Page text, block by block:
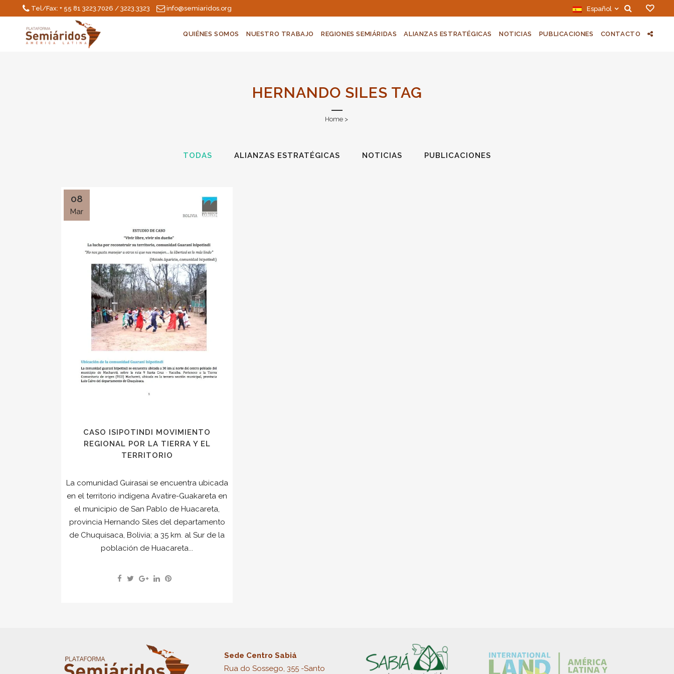
Tel/Fax: + 55 81 3223.7026 / 3223.3323 info@semiaridos.org Español
QUIÉNES SOMOS NUESTRO TRABAJO REGIONES SEMIÁRIDAS ALIANZAS ESTRATÉGICAS NOTICIAS PUBLICACIONES CONTACTO
HERNANDO SILES TAG
Home>
TODAS ALIANZAS ESTRATÉGICAS NOTICIAS PUBLICACIONES
08
Mar
CASO ISIPOTINDI MOVIMIENTO
REGIONAL POR LA TIERRA Y EL
TERRITORIO
La comunidad Guirasai se encuentra ubicada
en el territorio indígena Avatire-Guakareta en
el municipio de San Pablo de Huacareta,
provincia Hernando Siles del departamento
de Chuquisaca, Bolivia; a 35 km. al Sur de la
población de Huacareta...
Sede Centro Sabiá
Rua do Sossego, 355 -Santo